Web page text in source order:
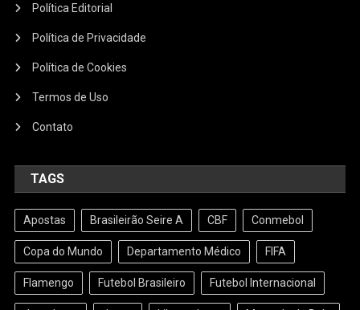
Política Editorial
Política de Privacidade
Política de Cookies
Termos de Uso
Contato
TAGS
Apostas Brasileirão Seire A CBF Conmebol
Copa do Mundo Departamento Médico FIFA
Flamengo Futebol Brasileiro Futebol Internacional